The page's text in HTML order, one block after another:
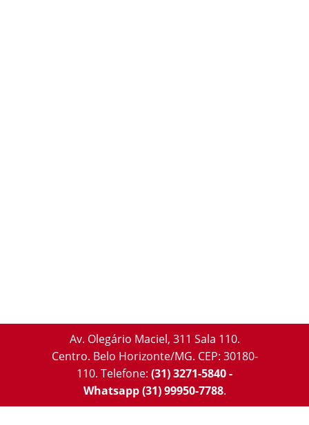
Av. Olegário Maciel, 311 Sala 110.
Centro. Belo Horizonte/MG. CEP: 30180-
110. Telefone: (31) 3271-5840 -
Whatsapp (31) 99950-7788.